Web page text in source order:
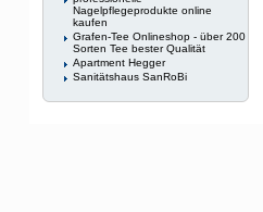
Nagelpflegeprodukte online
kaufen
Grafen-Tee Onlineshop - über 200
Sorten Tee bester Qualität
Apartment Hegger
Sanitätshaus SanRoBi